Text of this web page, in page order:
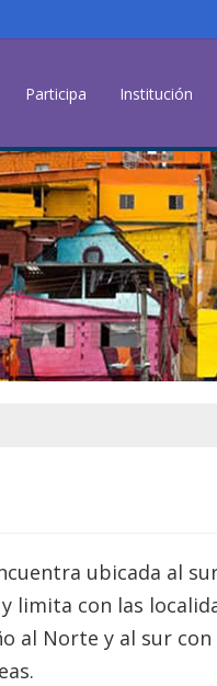
Participa Institución
ubicada al
limita con las
al Norte y al sur con